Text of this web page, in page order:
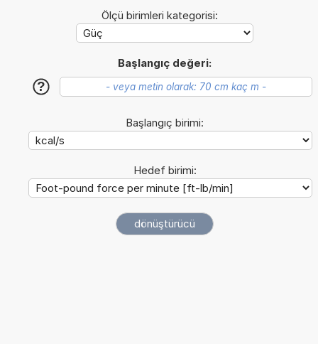
Ölçü birimleri kategorisi:
Başlangıç değeri:
?
Başlangıç birimi:
Hedef birimi: